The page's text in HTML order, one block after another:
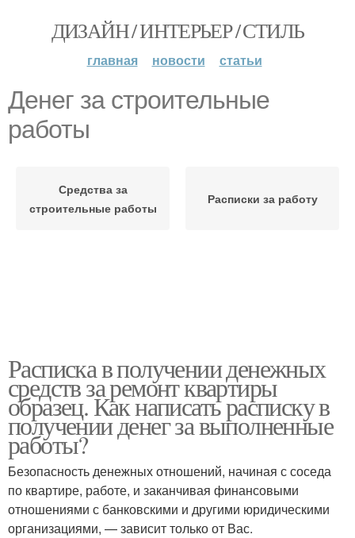
ДИЗАЙН / ИНТЕРЬЕР / СТИЛЬ
главная новости статьи
Денег за строительные
работы
Средства за
строительные работы
Расписки за работу
Расписка в получении денежных
средств за ремонт квартиры
образец. Как написать расписку в
получении денег за выполненные
работы?
Безопасность денежных отношений, начиная с соседа
по квартире, работе, и заканчивая финансовыми
отношениями с банковскими и другими юридическими
организациями, — зависит только от Вас.